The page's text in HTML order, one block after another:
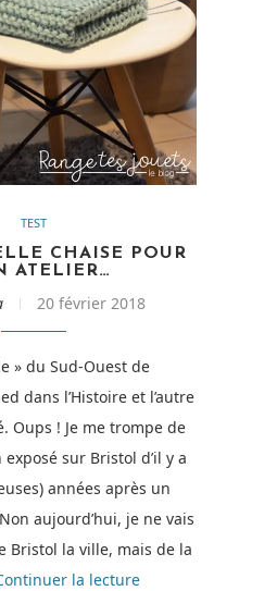
TEST
CHAISE POUR
ATELIER…
20 février 2018
» du Sud-Ouest de
dans l’Histoire et l’autre
Oups ! Je me trompe de
exposé sur Bristol d’il y a
années après un
aujourd’hui, je ne vais
Bristol la ville, mais de la
la lecturede